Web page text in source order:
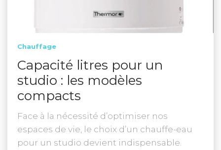
Chauffage
Capacité litres pour un
studio : les modèles
compacts
Face à la nécessité d’optimiser nos
espaces de vie, le choix d’un chauffe-eau
pour un studio devient indispensable.